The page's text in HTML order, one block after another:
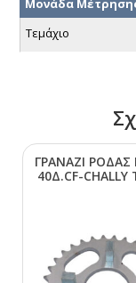
Μονάδα
Τεμάχιο
ΓΡΑΝΑΖΙ
40Δ.CF-CΗΑLLΥ